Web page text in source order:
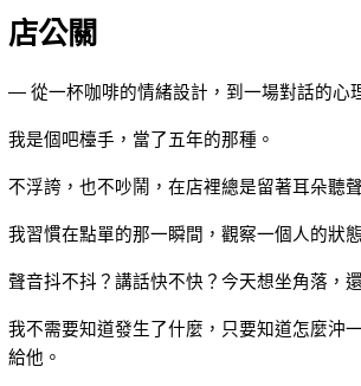
店公關
— 從一杯咖啡的情緒設計，到一場對話的心
我是個吧檯手，當了五年的那種。
不浮誇，也不吵鬧，在店裡總是留著耳朵聽
我習慣在點單的那一瞬間，觀察一個人的
聲音抖不抖？講話快不快？今天想坐角落，
我不需要知道發生了什麼，只要知道怎麼沖
給他。